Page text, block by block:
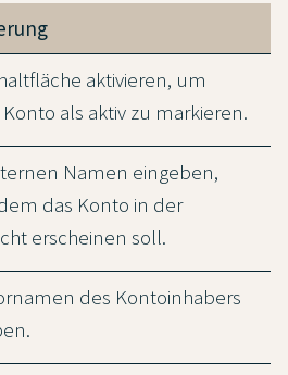
aktivieren, um
als aktiv zu markieren.
Namen eingeben,
das Konto in der
erscheinen soll.
des Kontoinhabers